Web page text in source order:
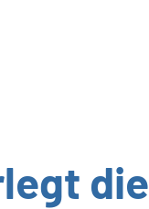
die